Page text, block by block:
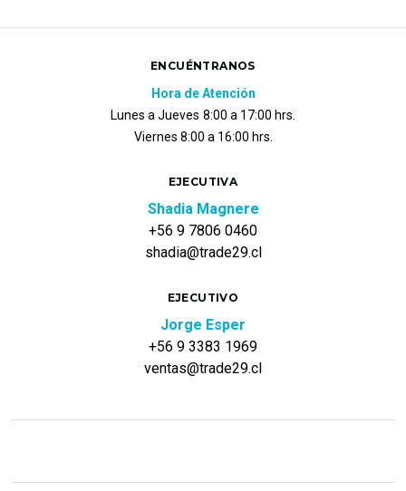
ENCUÉNTRANOS
Hora de Atención
Lunes a Jueves 8:00 a 17:00 hrs.
Viernes 8:00 a 16:00 hrs.
EJECUTIVA
Shadia Magnere
+56 9 7806 0460
shadia@trade29.cl
EJECUTIVO
Jorge Esper
+56 9 3383 1969
ventas@trade29.cl